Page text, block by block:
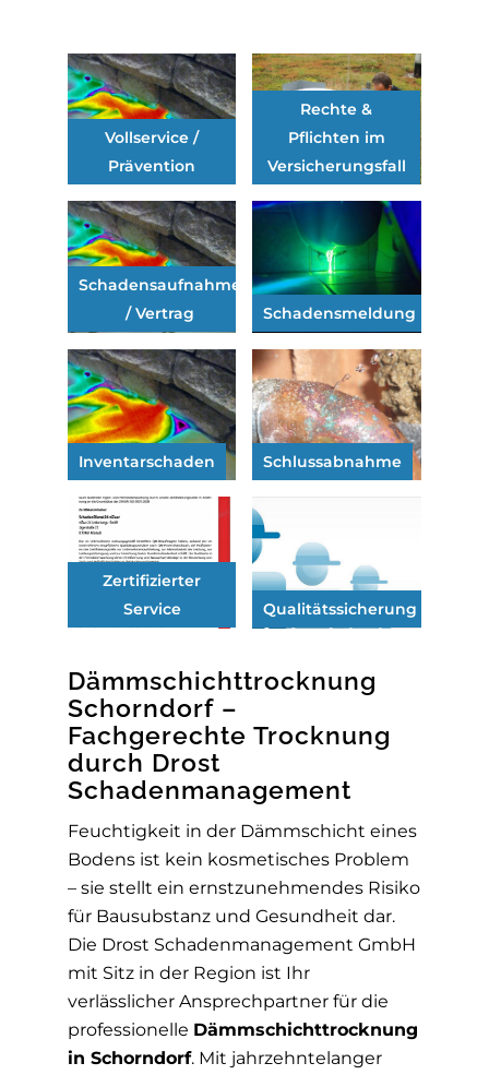
Vollservice /
Prävention
Rechte &
Pflichten im
Versicherungsfall
Schadensaufnahme
/ Vertrag
Schadensmeldung
Inventarschaden Schlussabnahme
Zertifizierter
Service
Qualitätssicherung
Dämmschichttrocknung
Schorndorf –
Fachgerechte Trocknung
durch Drost
Schadenmanagement
Feuchtigkeit in der Dämmschicht eines
Bodens ist kein kosmetisches Problem
– sie stellt ein ernstzunehmendes Risiko
für Bausubstanz und Gesundheit dar.
Die Drost Schadenmanagement GmbH
mit Sitz in der Region ist Ihr
verlässlicher Ansprechpartner für die
professionelle Dämmschichttrocknung
in Schorndorf. Mit jahrzehntelanger